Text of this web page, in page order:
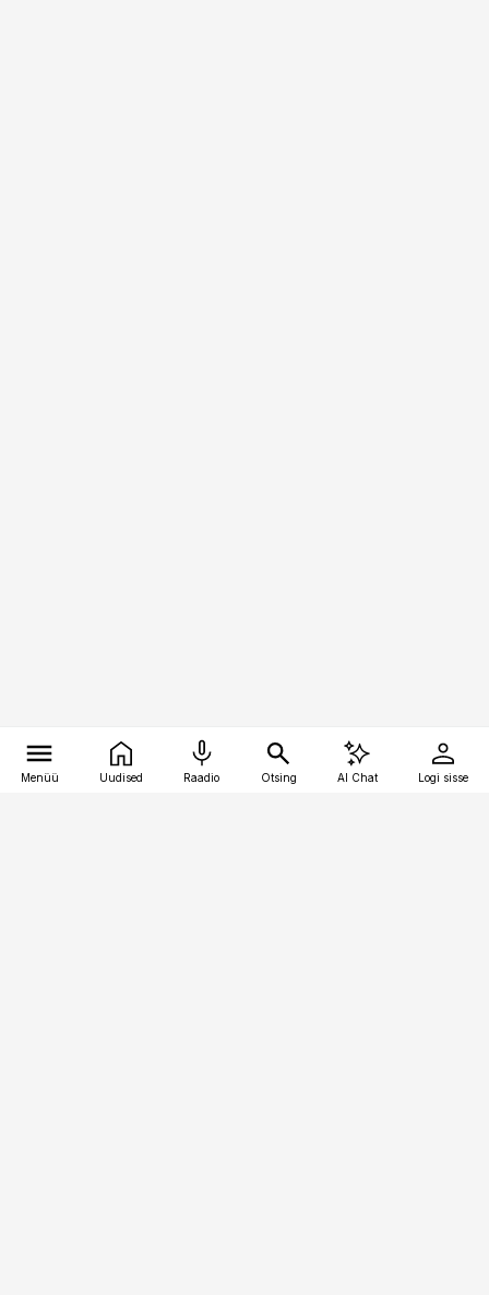
Menüü Uudised Raadio Otsing AI Chat Logi sisse